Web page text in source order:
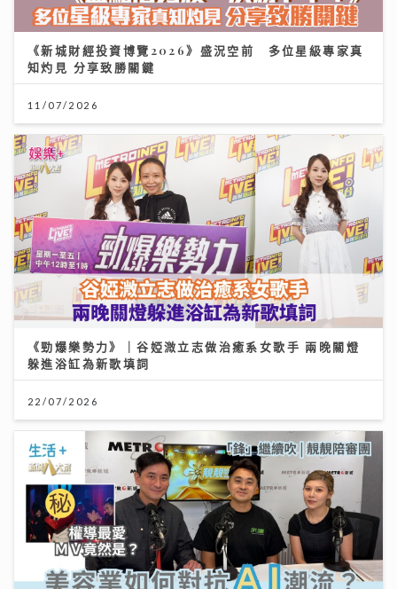
《新城財經投資博覽2026》盛況空前 多位星級專家真
知灼見 分享致勝關鍵
11/07/2026
《勁爆樂勢力》｜谷婭溦立志做治癒系女歌手 兩晚關燈
躲進浴缸為新歌填詞
22/07/2026